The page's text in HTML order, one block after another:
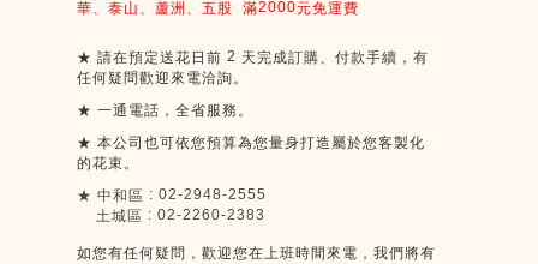
華、泰山、蘆洲、五股
滿2000元免運費
★ 請在預定送花日前 2 天完成訂購、付款手續，有
任何疑問歡迎來電洽詢。
★ 一通電話，全省服務。
★ 本公司也可依您預算為您量身打造屬於您客製化
的花束。
★ 中和區 : 02-2948-2555
土城區 : 02-2260-2383
如您有任何疑問，歡迎您在上班時間來電，我們將有